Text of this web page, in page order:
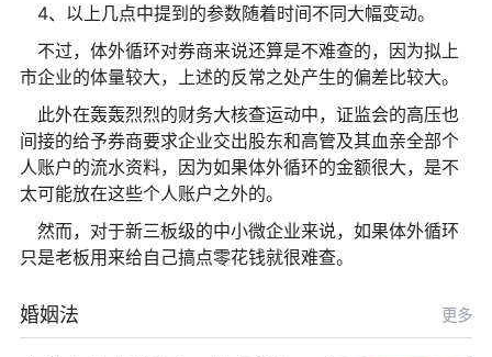
4、以上几点中提到的参数随着时间不同大幅变动。
不过，体外循环对券商来说还算是不难查的，因为拟上
市企业的体量较大，上述的反常之处产生的偏差比较大。
此外在轰轰烈烈的财务大核查运动中，证监会的高压也
间接的给予券商要求企业交出股东和高管及其血亲全部个
人账户的流水资料，因为如果体外循环的金额很大，是不
太可能放在这些个人账户之外的。
然而，对于新三板级的中小微企业来说，如果体外循环
只是老板用来给自己搞点零花钱就很难查。
婚姻法 更多